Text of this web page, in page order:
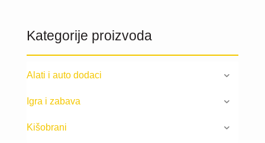
Kategorije proizvoda
Alati i auto dodaci
Igra i zabava
Kišobrani